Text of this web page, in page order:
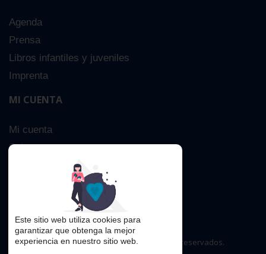
Agenda
Prensa
Libros infantiles y juveniles
Imprenta
MI CUENTA
Mi cuenta
Sobre nosotros
Búsqueda Avanzada
Copyright © 2016. Todos los derechos reservados.
Este sitio web utiliza cookies para
garantizar que obtenga la mejor
experiencia en nuestro sitio web.